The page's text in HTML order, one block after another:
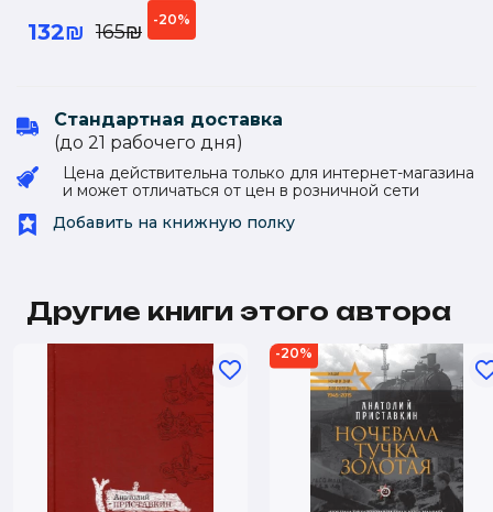
132₪ 165₪
-20%
Стандартная доставка
(до 21 рабочего дня)
Цена действительна только для интернет-магазина
и может отличаться от цен в розничной сети
Добавить на книжную полку
Другие книги этого автора
-20%